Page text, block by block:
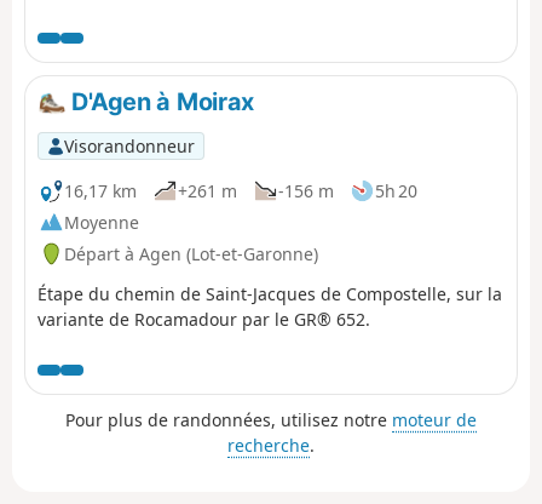
mais évitant une partie des chemins difficilement
praticables de ce mois de mai 2024.
D'Agen à Moirax
Visorandonneur
16,17 km
+261 m -156 m
5h 20
Moyenne
Départ à Agen (Lot-et-Garonne)
Étape du chemin de Saint-Jacques de Compostelle, sur la
variante de Rocamadour par le GR® 652.
Pour plus de randonnées, utilisez notre moteur de
recherche.